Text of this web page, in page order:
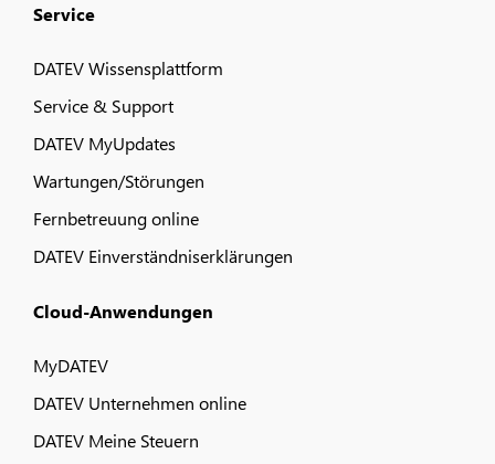
Service
DATEV Wissensplattform
Service & Support
DATEV MyUpdates
Wartungen/Störungen
Fernbetreuung online
DATEV Einverständniserklärungen
Cloud-Anwendungen
MyDATEV
DATEV Unternehmen online
DATEV Meine Steuern